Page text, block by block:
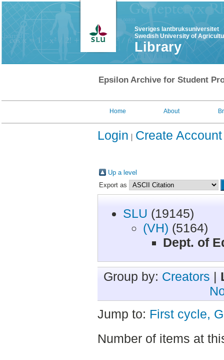
Sveriges lantbruksuniversitet
Swedish University of
Library
Epsilon Archive for Student
Home About
Login Create Account
Up a level
Export as
SLU (19145)
(VH) (5164)
Dept. of
Group by: Creators |
Jump to: First cycle,
Number of items at